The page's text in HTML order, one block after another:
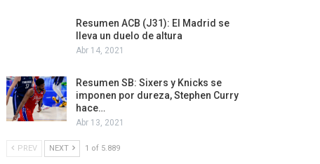
Resumen ACB (J31): El Madrid se
lleva un duelo de altura
Abr 14, 2021
Resumen SB: Sixers y Knicks se
imponen por dureza, Stephen Curry
hace…
Abr 13, 2021
PREV NEXT 1 of 5.889